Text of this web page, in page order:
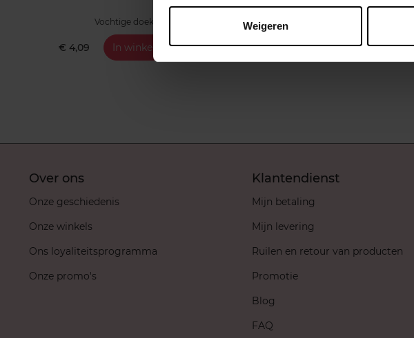
Weigeren
Vochtige doekjes
€ 4,09 In winkelmandje € 1,99 In winkelmandje
Over ons
Onze geschiedenis
Onze winkels
Ons loyaliteitsprogramma
Onze promo's
Klantendienst
Mijn betaling
Mijn levering
Ruilen en retour van producten
Promotie
Blog
FAQ